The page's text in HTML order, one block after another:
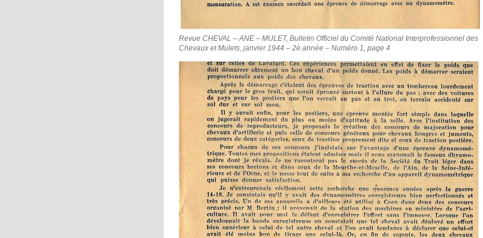
Revue CHEVAL – ANE – MULET, Bulletin Officiel du Comité National Interprofessionnel des
Chevaux et Mulets, janvier 1944 – 2è année – Numéro 1, page 4